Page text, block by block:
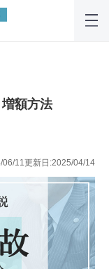
額方法
06/11更新日:2025/04/14